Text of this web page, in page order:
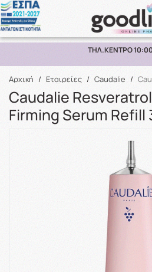
ΠΑΡΑΛΑΒΗ ΑΠΟ ΤΟ
Αρχική / Εταιρείες / Caudalie /
Caudalie
Firming Serum Refill